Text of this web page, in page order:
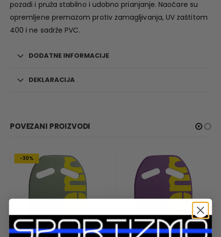
pozadi i pruža stabilno i udobno prianjanje. Naočare su
opremljene premazom protiv zamagljivanja, UV zaštitom
400 i ne sadrže PVC.
DODATNE INFORMACIJE
DEKLARACIJA
POVEZANI PROIZVODI
-30%